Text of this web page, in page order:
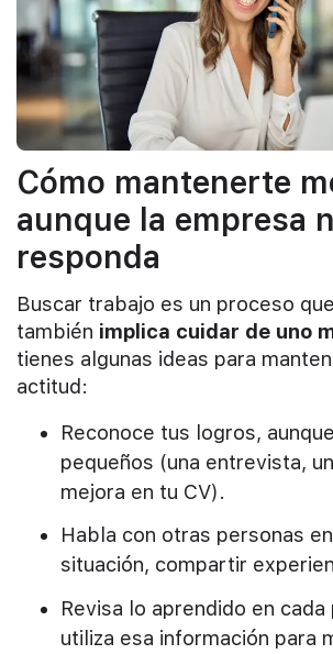
Cómo mantenerte
aunque la empresa
responda
Buscar trabajo es un proceso que
también implica cuidar de uno
tienes algunas ideas para
actitud:
Reconoce tus logros,
pequeños (una entrevista,
mejora en tu CV).
Habla con otras personas
situación, compartir
Revisa lo aprendido en
utiliza esa información para